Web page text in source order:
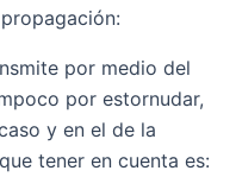
por medio del
por estornudar,
y en el de la
tener en cuenta es: